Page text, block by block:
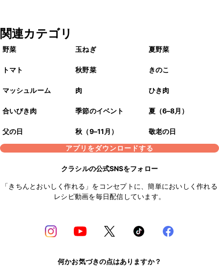
関連カテゴリ
野菜 玉ねぎ 夏野菜
トマト 秋野菜 きのこ
マッシュルーム 肉 ひき肉
合いびき肉 季節のイベント 夏（6–8月）
父の日 秋（9–11月）
敬老の日
アプリをダウンロードする
クラシルの公式SNSをフォロー
「きちんとおいしく作れる」をコンセプトに、簡単においしく作れる
レシピ動画を毎日配信しています。
何かお気づきの点はありますか？